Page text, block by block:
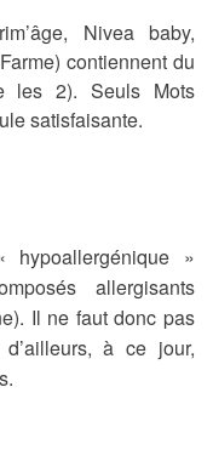
Nivea baby,
contiennent du
les 2). Seuls Mots
satisfaisante.
»
allergisants
Il ne faut donc pas
à ce jour,